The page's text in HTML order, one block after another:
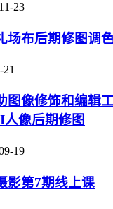
23
场布后期修图调
图像修饰和编辑
人像后期修图
19
影第7期线上课